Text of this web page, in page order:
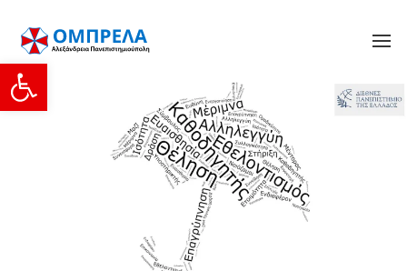
Ανοίξτε τη γραμμή εργαλείων